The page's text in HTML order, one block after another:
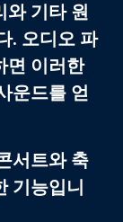
와 기타 원
. 오디오 파
면 이러한
운드를 얻
서트와 축
기능입니